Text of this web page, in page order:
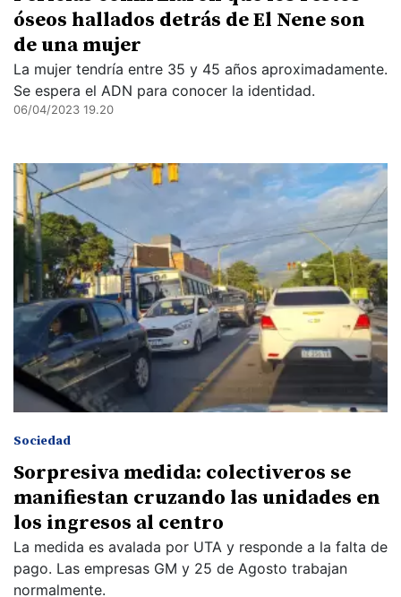
óseos hallados detrás de El Nene son
de una mujer
La mujer tendría entre 35 y 45 años aproximadamente.
Se espera el ADN para conocer la identidad.
06/04/2023 19.20
Sociedad
Sorpresiva medida: colectiveros se
manifiestan cruzando las unidades en
los ingresos al centro
La medida es avalada por UTA y responde a la falta de
pago. Las empresas GM y 25 de Agosto trabajan
normalmente.